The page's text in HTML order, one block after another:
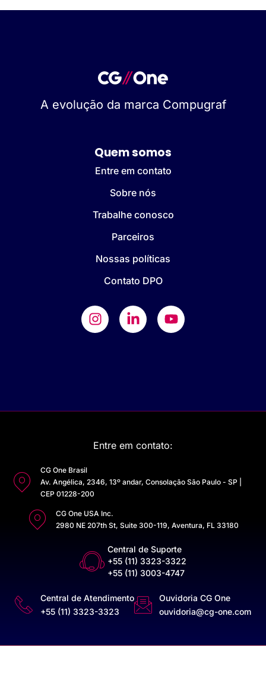
A evolução da marca Compugraf
Quem somos
Entre em contato
Sobre nós
Trabalhe conosco
Parceiros
Nossas políticas
Contato DPO
Entre em contato:
CG One Brasil
Av. Angélica, 2346, 13º andar, Consolação São Paulo - SP |
CEP 01228-200
CG One USA Inc.
2980 NE 207th St, Suite 300-119, Aventura, FL 33180
Central de Suporte
+55 (11) 3323-3322
+55 (11) 3003-4747
Central de Atendimento
+55 (11) 3323-3323
Ouvidoria CG One
ouvidoria@cg-one.com